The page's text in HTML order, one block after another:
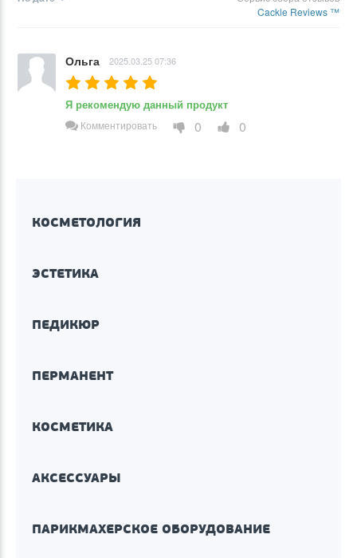
Cackle Reviews ™
Ольга 2025.03.25 07:36
Я рекомендую данный продукт
Комментировать 0 0
КОСМЕТОЛОГИЯ
ЭСТЕТИКА
ПЕДИКЮР
ПЕРМАНЕНТ
КОСМЕТИКА
АКСЕССУАРЫ
ПАРИКМАХЕРСКОЕ ОБОРУДОВАНИЕ